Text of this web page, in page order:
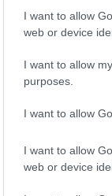
I want to allow
web or device
I want to allow
purposes.
I want to allow
I want to allow
web or device